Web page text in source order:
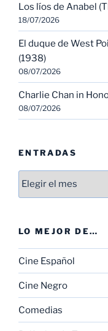
Los líos de Anabel
18/07/2026
El duque de West
(1938)
08/07/2026
Charlie Chan in
08/07/2026
ENTRADAS
Entradas
LO MEJOR DE…
Cine Español
Cine Negro
Comedias